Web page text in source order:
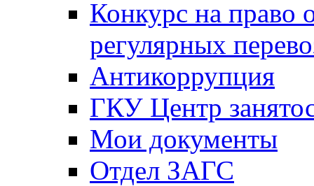
Конкурс на право
регулярных
Антикоррупция
ГКУ Центр
Мои документы
Отдел ЗАГС